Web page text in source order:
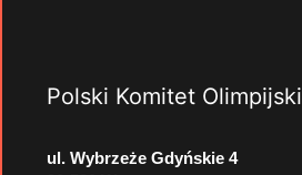
Polski Komitet Olimpijski
ul. Wybrzeże Gdyńskie 4